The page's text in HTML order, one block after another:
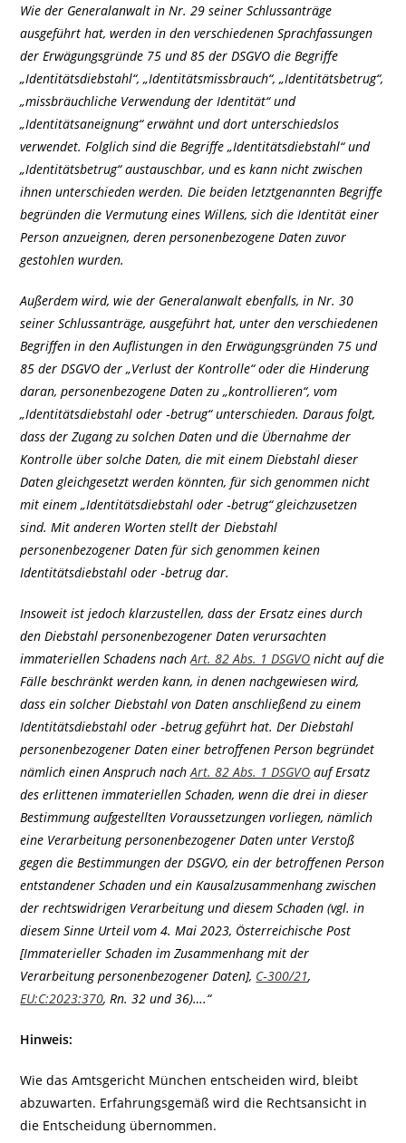
Wie der Generalanwalt in Nr. 29 seiner Schlussanträge
ausgeführt hat, werden in den verschiedenen Sprachfassungen
der Erwägungsgründe 75 und 85 der DSGVO die Begriffe
„Identitätsdiebstahl“, „Identitätsmissbrauch“, „Identitätsbetrug“,
„missbräuchliche Verwendung der Identität“ und
„Identitätsaneignung“ erwähnt und dort unterschiedslos
verwendet. Folglich sind die Begriffe „Identitätsdiebstahl“ und
„Identitätsbetrug“ austauschbar, und es kann nicht zwischen
ihnen unterschieden werden. Die beiden letztgenannten Begriffe
begründen die Vermutung eines Willens, sich die Identität einer
Person anzueignen, deren personenbezogene Daten zuvor
gestohlen wurden.
Außerdem wird, wie der Generalanwalt ebenfalls, in Nr. 30
seiner Schlussanträge, ausgeführt hat, unter den verschiedenen
Begriffen in den Auflistungen in den Erwägungsgründen 75 und
85 der DSGVO der „Verlust der Kontrolle“ oder die Hinderung
daran, personenbezogene Daten zu „kontrollieren“, vom
„Identitätsdiebstahl oder ‑betrug“ unterschieden. Daraus folgt,
dass der Zugang zu solchen Daten und die Übernahme der
Kontrolle über solche Daten, die mit einem Diebstahl dieser
Daten gleichgesetzt werden könnten, für sich genommen nicht
mit einem „Identitätsdiebstahl oder ‑betrug“ gleichzusetzen
sind. Mit anderen Worten stellt der Diebstahl
personenbezogener Daten für sich genommen keinen
Identitätsdiebstahl oder ‑betrug dar.
Insoweit ist jedoch klarzustellen, dass der Ersatz eines durch
den Diebstahl personenbezogener Daten verursachten
immateriellen Schadens nachArt. 82 Abs. 1 DSGVO nicht auf die
Fälle beschränkt werden kann, in denen nachgewiesen wird,
dass ein solcher Diebstahl von Daten anschließend zu einem
Identitätsdiebstahl oder ‑betrug geführt hat. Der Diebstahl
personenbezogener Daten einer betroffenen Person begründet
nämlich einen Anspruch nachArt. 82 Abs. 1 DSGVO auf Ersatz
des erlittenen immateriellen Schaden, wenn die drei in dieser
Bestimmung aufgestellten Voraussetzungen vorliegen, nämlich
eine Verarbeitung personenbezogener Daten unter Verstoß
gegen die Bestimmungen der DSGVO, ein der betroffenen Person
entstandener Schaden und ein Kausalzusammenhang zwischen
der rechtswidrigen Verarbeitung und diesem Schaden (vgl. in
diesem Sinne Urteil vom 4. Mai 2023, Österreichische Post
[Immaterieller Schaden im Zusammenhang mit der
Verarbeitung personenbezogener Daten], C‑300/21,
EU:C:2023:370, Rn. 32 und 36)….“
Hinweis:
Wie das Amtsgericht München entscheiden wird, bleibt
abzuwarten. Erfahrungsgemäß wird die Rechtsansicht in
die Entscheidung übernommen.